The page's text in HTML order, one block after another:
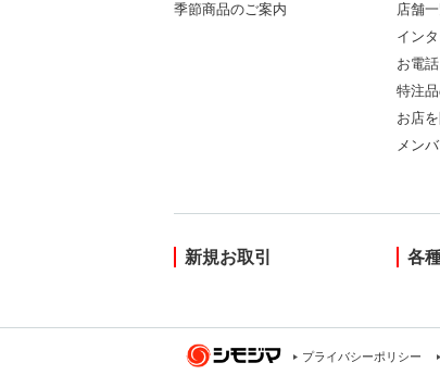
季節商品のご案内
店舗
イン
お電
特注
お店
メン
新規お取引 各
プライバシーポリシー